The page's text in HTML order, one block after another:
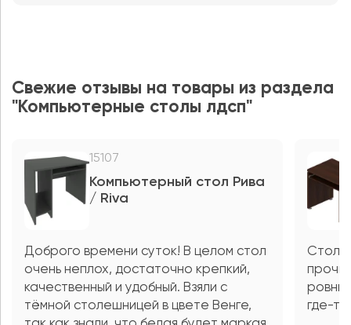
Свежие отзывы на товары из раздела
"Компьютерные столы лдсп"
15107
Компьютерный стол Рива
/ Riva
Доброго времени суток! В целом стол
очень неплох, достаточно крепкий,
качественный и удобный. Взяли с
тёмной столешницей в цвете Венге,
Стол
где-